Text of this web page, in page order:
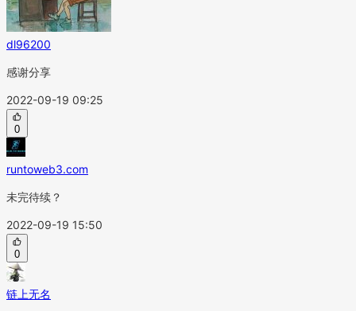
dl96200
感谢分享
2022-09-19 09:25
0
runtoweb3.com
未完待续？
2022-09-19 15:50
0
链上无名